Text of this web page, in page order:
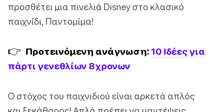
προσθέτει μια πινελιά Disney στο κλασικό
παιχνίδι, Παντομίμα!
👉 Προτεινόμενη ανάγνωση: 10 Ιδέες για
πάρτι γενεθλίων 8χρονων
Ο στόχος του παιχνιδιού είναι αρκετά απλός